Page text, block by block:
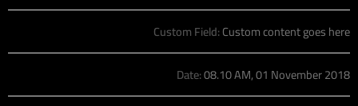
Custom Field:Custom content goes here
Date:08.10 AM, 01 November 2018